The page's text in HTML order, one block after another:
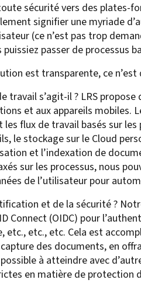
For Roaming
MFPsecure/Print
MFPsecure/Print
MFPsecure/Scan
sécurité vers des plates-
signifier une myriade
(ce n’est pas trop
passer de processus
est transparente, ce
travail s’agit-il ? LRS
et aux appareils mobiles.
les flux de travail basés sur
le stockage sur le Cloud
et l’indexation de
sur les processus, nous
de l’utilisateur pour
et de la sécurité ?
Connect (OIDC) pour
etc., etc. Cela est
des documents, en
à atteindre avec
en matière de protection